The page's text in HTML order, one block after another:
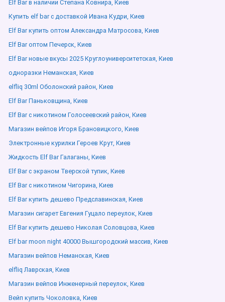
Elf Bar в наличии Степана Ковнира, Киев
Купить elf bar с доставкой Ивана Кудри, Киев
Elf Bar купить оптом Александра Матросова, Киев
Elf Bar оптом Печерск, Киев
Elf Bar новые вкусы 2025 Круглоуниверситетская, Киев
одноразки Неманская, Киев
elfliq 30ml Оболонский район, Киев
Elf Bar Паньковщина, Киев
Elf Bar с никотином Голосеевский район, Киев
Магазин вейпов Игоря Брановицкого, Киев
Электронные курилки Героев Крут, Киев
Жидкость Elf Bar Галаганы, Киев
Elf Bar с экраном Тверской тупик, Киев
Elf Bar с никотином Чигорина, Киев
Elf Bar купить дешево Предславинская, Киев
Магазин сигарет Евгения Гуцало переулок, Киев
Elf Bar купить дешево Николая Соловцова, Киев
Elf bar moon night 40000 Вышгородский массив, Киев
Магазин вейпов Неманская, Киев
elfliq Лаврская, Киев
Магазин вейпов Инженерный переулок, Киев
Вейп купить Чоколовка, Киев